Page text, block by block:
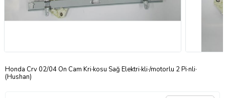
Honda Crv 02/04 Ön Cam Kri·kosu Sağ Elektri·kli·/motorlu 2 Pi·nli·
(Hushan)